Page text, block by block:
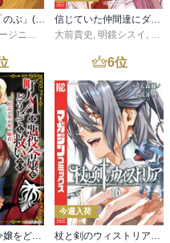
異世界居酒屋「のぶ」(22)
ア二等兵 ,転
信じていた仲間達にダンジョン奥地で殺されかけたがギフト『無限ガチャ』でレベル９９９９の仲間達を手に入れて元パーティーメンバーと世界に復讐＆『ざまぁ！』します！（２３）
大前貴史 , 明鏡シスイ , ｔ
町人Ａは悪役令嬢をどうしても救いたい ～どぶと空と氷の姫君～１０【電子書店共通特典イラスト付】
6位
今週入荷
杖と剣のウィストリア（１６）